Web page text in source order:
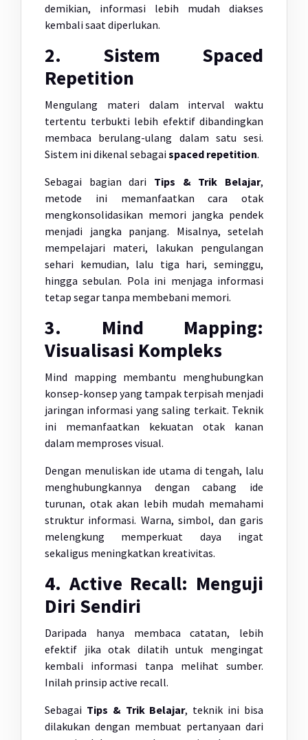
demikian, informasi lebih mudah diakses
kembali saat diperlukan.
2. Sistem Spaced
Repetition
Mengulang materi dalam interval waktu
tertentu terbukti lebih efektif dibandingkan
membaca berulang-ulang dalam satu sesi.
Sistem ini dikenal sebagai spaced repetition.
Sebagai bagian dari Tips & Trik Belajar,
metode ini memanfaatkan cara otak
mengkonsolidasikan memori jangka pendek
menjadi jangka panjang. Misalnya, setelah
mempelajari materi, lakukan pengulangan
sehari kemudian, lalu tiga hari, seminggu,
hingga sebulan. Pola ini menjaga informasi
tetap segar tanpa membebani memori.
3. Mind Mapping:
Visualisasi Kompleks
Mind mapping membantu menghubungkan
konsep-konsep yang tampak terpisah menjadi
jaringan informasi yang saling terkait. Teknik
ini memanfaatkan kekuatan otak kanan
dalam memproses visual.
Dengan menuliskan ide utama di tengah, lalu
menghubungkannya dengan cabang ide
turunan, otak akan lebih mudah memahami
struktur informasi. Warna, simbol, dan garis
melengkung memperkuat daya ingat
sekaligus meningkatkan kreativitas.
4. Active Recall: Menguji
Diri Sendiri
Daripada hanya membaca catatan, lebih
efektif jika otak dilatih untuk mengingat
kembali informasi tanpa melihat sumber.
Inilah prinsip active recall.
Sebagai Tips & Trik Belajar, teknik ini bisa
dilakukan dengan membuat pertanyaan dari